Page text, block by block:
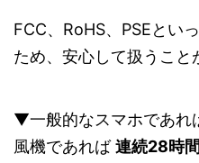
FCC、RoHS、PSEとい
ため、安心して扱うこと
▼一般的なスマホであれ
風機であれば連続28時間